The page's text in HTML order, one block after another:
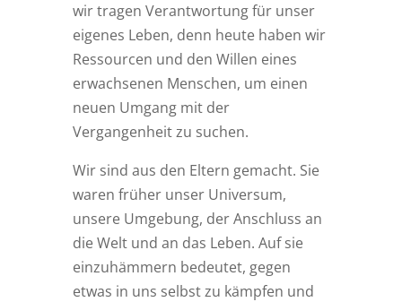
wir tragen Verantwortung für unser
eigenes Leben, denn heute haben wir
Ressourcen und den Willen eines
erwachsenen Menschen, um einen
neuen Umgang mit der
Vergangenheit zu suchen.
Wir sind aus den Eltern gemacht. Sie
waren früher unser Universum,
unsere Umgebung, der Anschluss an
die Welt und an das Leben. Auf sie
einzuhämmern bedeutet, gegen
etwas in uns selbst zu kämpfen und